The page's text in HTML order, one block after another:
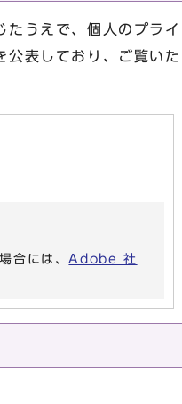
うえで、個人のプライ
公表しており、ご覧いた
合には、Adobe 社